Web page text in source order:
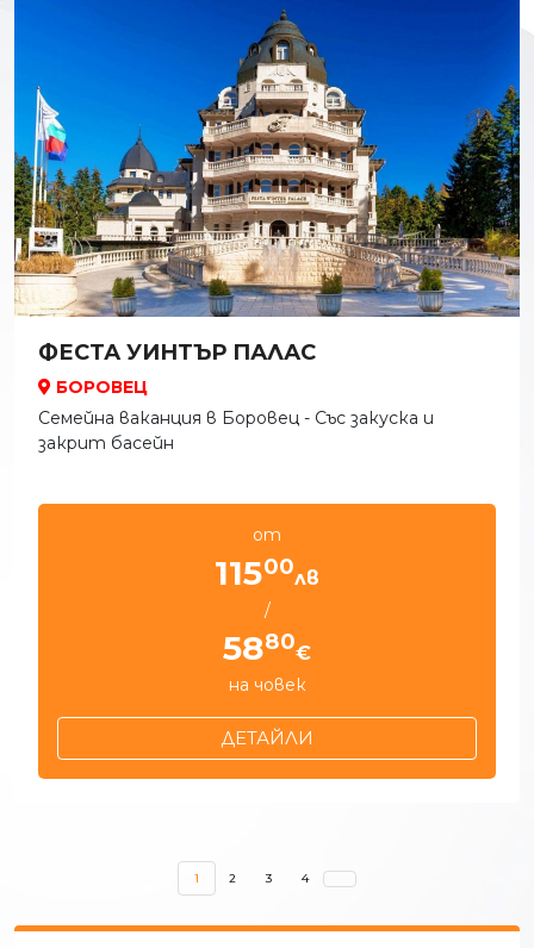
ФЕСТА УИНТЪР ПАЛАС
БОРОВЕЦ
Семейна ваканция в Боровец - Със закуска и
закрит басейн
от
11500лв
/
5880€
на човек
ДЕТАЙЛИ
1(CURRENT)
2 3 4